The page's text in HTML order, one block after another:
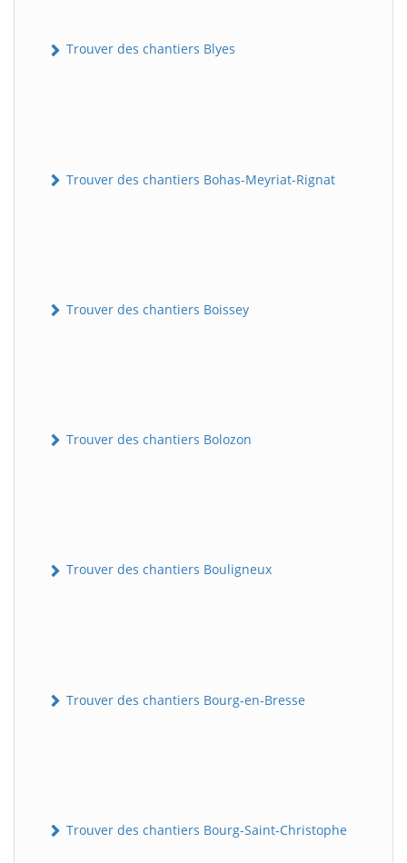
Trouver des chantiers Blyes
Trouver des chantiers Bohas-Meyriat-Rignat
Trouver des chantiers Boissey
Trouver des chantiers Bolozon
Trouver des chantiers Bouligneux
Trouver des chantiers Bourg-en-Bresse
Trouver des chantiers Bourg-Saint-Christophe